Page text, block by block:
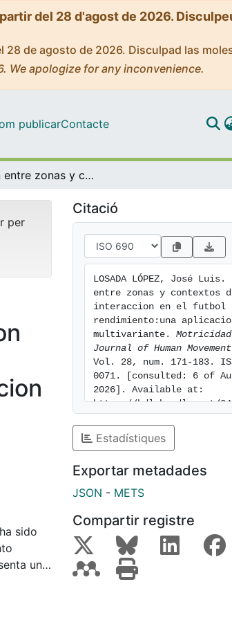
del 28 d'agost de 2026.
de agosto de 2026. Disculpad las
We apologize for any inconvenience.
publicarContacte
Relacion entre zonas y contextos de interaccion en el futbol de alto rendimiento:una aplicacion multivariante
per
sido
un
sobre
Citació
LOSADA LÓPEZ, José
entre zonas y contextos
interaccion en el futbol
rendimiento:una
multivariante.
Journal of Human Movement
Vol. 28, num. 171-183.
0071. [consulted: 6 of
2026]. Available at:
https://hdl.handle.net/
Estadístiques
Exportar metadades
JSON - METS
Compartir registre